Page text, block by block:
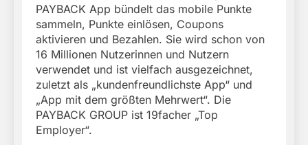
PAYBACK App bündelt das mobile Punkte
sammeln, Punkte einlösen, Coupons
aktivieren und Bezahlen. Sie wird schon von
16 Millionen Nutzerinnen und Nutzern
verwendet und ist vielfach ausgezeichnet,
zuletzt als „kundenfreundlichste App“ und
„App mit dem größten Mehrwert“. Die
PAYBACK GROUP ist 19facher „Top
Employer“.